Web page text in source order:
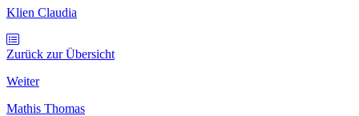
Klien Claudia
Zurück zur Übersicht
Weiter
Mathis Thomas